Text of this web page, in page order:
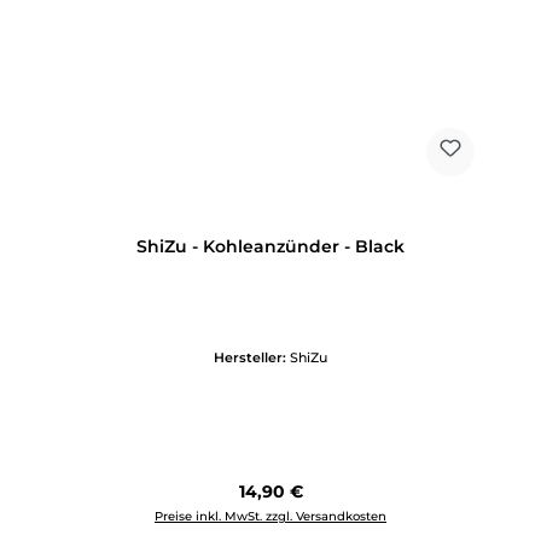
ShiZu - Kohleanzünder - Black
Hersteller: ShiZu
Regulärer Preis:
14,90 €
Preise inkl. MwSt. zzgl. Versandkosten